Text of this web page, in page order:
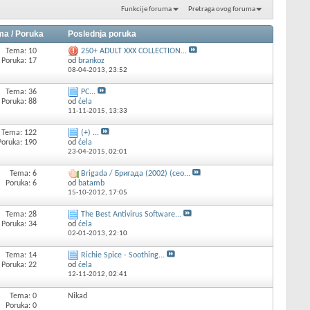
Funkcije foruma Pretraga ovog foruma
/ Poruka Poslednja poruka
Tema: 10
Poruka: 17
250+ ADULT XXX COLLECTION...
od brankoz
08-04-2013, 23:52
Tema: 36
Poruka: 88
PC...
od ćela
11-11-2015, 13:33
Tema: 122
190
(+) ...
od ćela
23-04-2015, 02:01
Tema: 6
Poruka: 6
Brigada / Бригада (2002) (ceo...
od batamb
15-10-2012, 17:05
Tema: 28
Poruka: 34
The Best Antivirus Software...
od ćela
02-01-2013, 22:10
Tema: 14
Poruka: 22
Richie Spice - Soothing...
od ćela
12-11-2012, 02:41
Tema: 0
Poruka: 0
Nikad